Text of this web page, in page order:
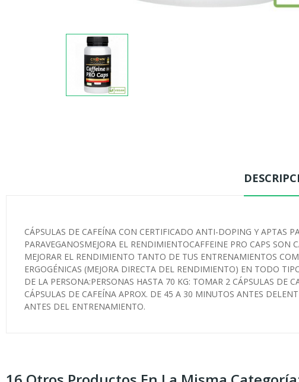
CÁPSULAS DE CAFEÍNA CON CERTIFICADO ANTI-DOPING Y APTAS
PARAVEGANOSMEJORA EL RENDIMIENTOCAFFEINE PRO CAPS
MEJORAR EL RENDIMIENTO TANTO DE TUS ENTRENAMIENTOS
ERGOGÉNICAS (MEJORA DIRECTA DEL RENDIMIENTO) EN TODO
DE LA PERSONA:PERSONAS HASTA 70 KG: TOMAR 2 CÁPSULAS
CÁPSULAS DE CAFEÍNA APROX. DE 45 A 30 MINUTOS ANTES
ANTES DEL ENTRENAMIENTO.